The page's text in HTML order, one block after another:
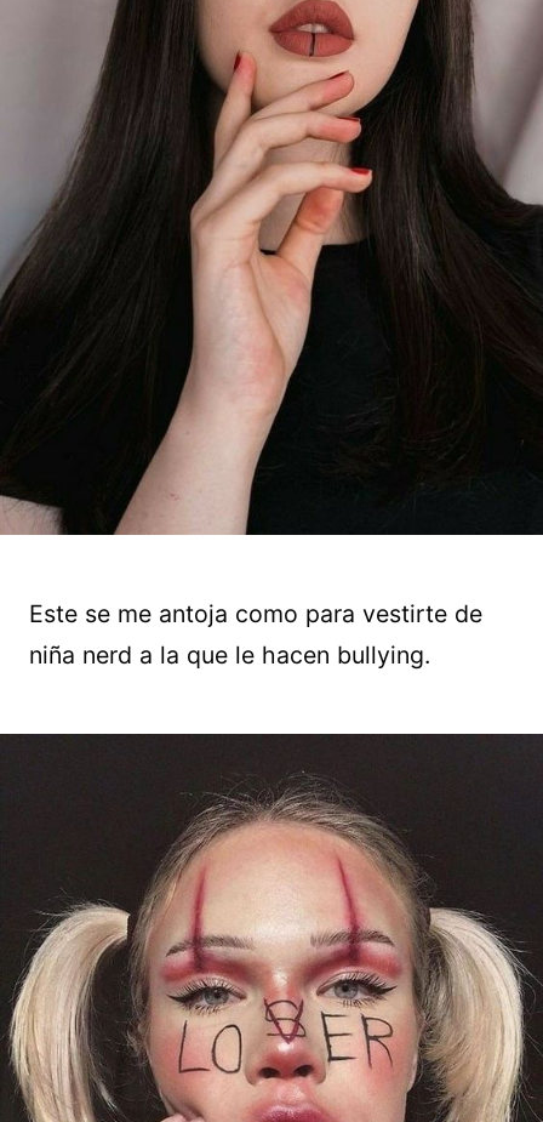
Este se me antoja como para vestirte de
niña nerd a la que le hacen bullying.